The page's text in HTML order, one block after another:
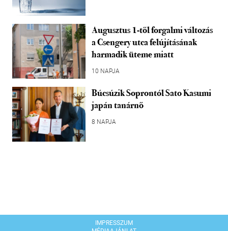
Augusztus 1-től forgalmi változás
a Csengery utca felújításának
harmadik üteme miatt
10 NAPJA
Búcsúzik Soprontól Sato Kasumi
japán tanárnő
8 NAPJA
IMPRESSZUM